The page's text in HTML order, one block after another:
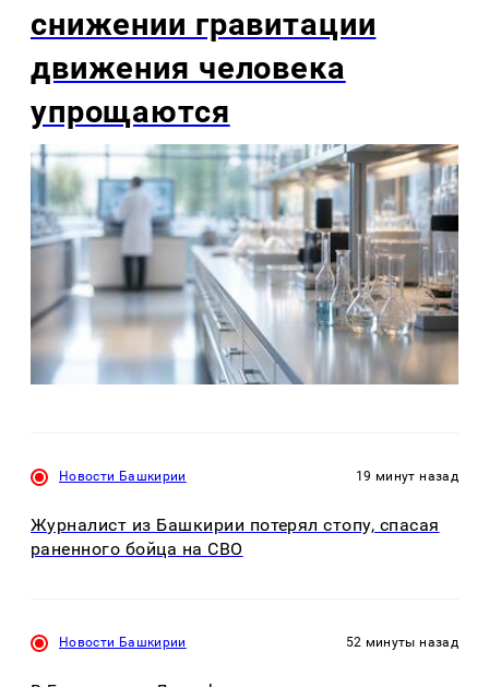
снижении гравитации
движения человека
упрощаются
Новости Башкирии 19 минут назад
Журналист из Башкирии потерял стопу, спасая
раненного бойца на СВО
Новости Башкирии 52 минуты назад